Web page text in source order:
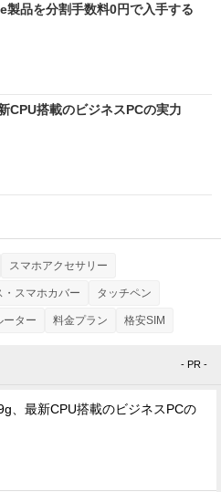
製品を分割手数料0円で入手する
CPU搭載のビジネスPCの実力
スマホアクセサリー
・スマホカバー タッチペン
ーター 料金プラン 格安SIM
- PR -
、最新CPU搭載のビジネスPCの